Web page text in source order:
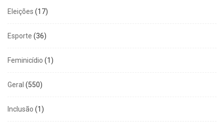
Eleições (17)
Esporte (36)
Feminicídio (1)
Geral (550)
Inclusão (1)